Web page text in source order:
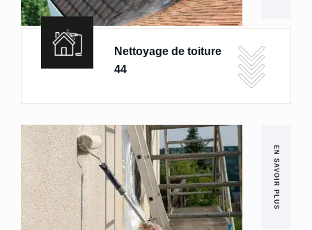
Nettoyage de toiture
44
EN SAVOIR PLUS